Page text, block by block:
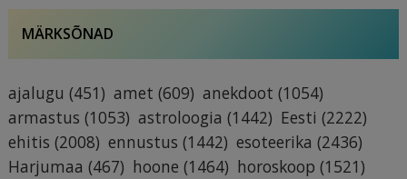
MÄRKSÕNAD
ajalugu (451) amet (609) anekdoot (1054)
armastus (1053) astroloogia (1442) Eesti (2222)
ehitis (2008) ennustus (1442) esoteerika (2436)
Harjumaa (467) hoone (1464) horoskoop (1521)